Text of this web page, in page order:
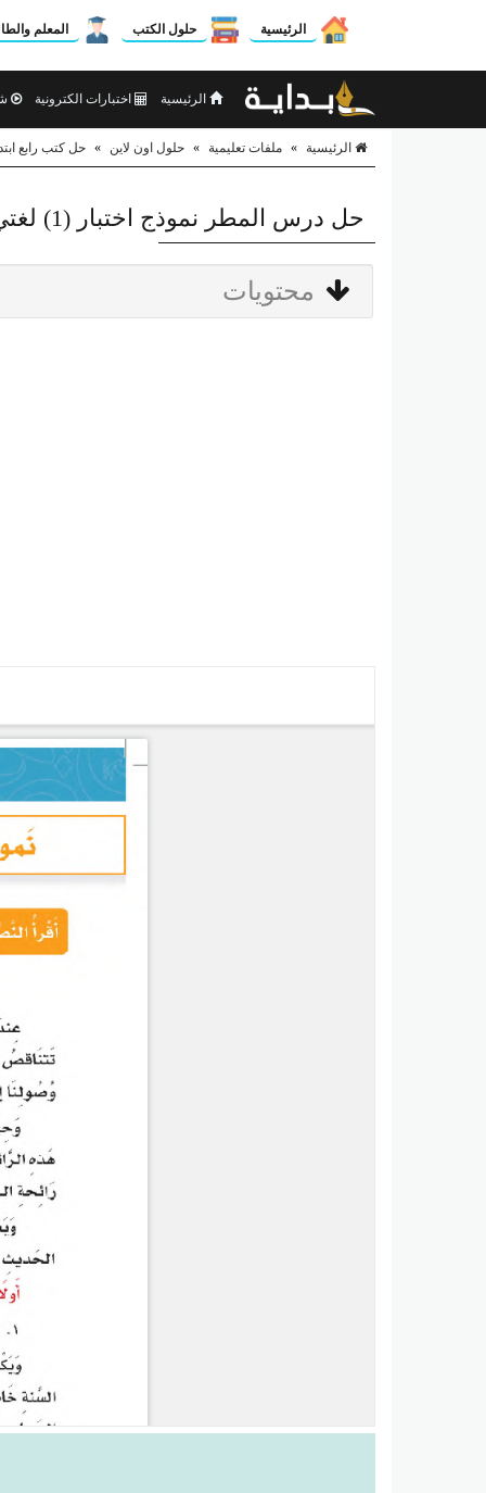
الرئيسية حلول الكتب المعلم
الرئيسية اختبارات الكترونية
الرئيسية » ملفات تعليمية » حلول اون لاين » حل كتب رابع
حل درس المطر نموذج اختبار (1) لغتي الجميلة رابع ابتدائي
محتويات